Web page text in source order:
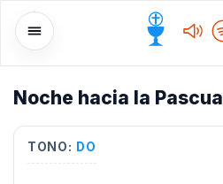
Noche hacia la Pascua
TONO: DO